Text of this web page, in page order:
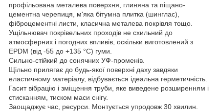
профільована металева поверхня, глиняна та піщано-
цементна черепиця, м'яка бітумна плитка (шинглас),
фіброцементні листи, класична металева покрівля тощо.
Ущільнювач покрівельних проходів не схильний до
атмосферних і погодних впливів, оскільки виготовлений з
EPDM (від -55 до +135 °C) гуми.
Сильно-стійкий до сонячних УФ-променів.
Щільно прилягає до будь-якої поверхні даху завдяки
еластичному матеріалу, відбувається ідеальна герметичність.
Гасит вібрацію і зміщення труби, яке виведене розширенням і
стисканням, тиском маси снігу.
Заощаджує час, ресурси. Монтується упродовж 30 хвилин.